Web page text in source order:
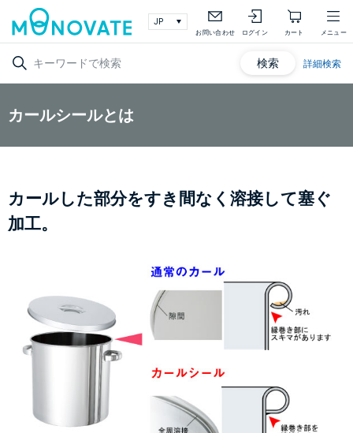
お問い合わせ ログイン カート メニュー
検索 詳細検索
カールシールとは
カールした部分をすき間なく溶接して塞ぐ
加工。